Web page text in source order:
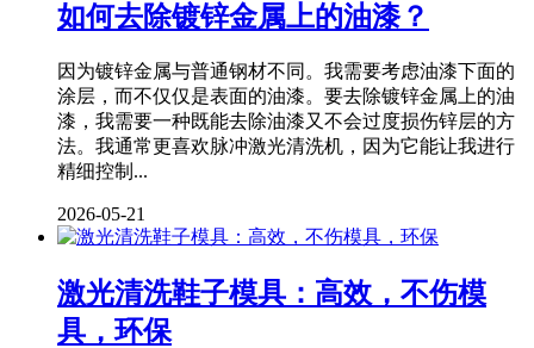
如何去除镀锌金属上的油漆？
因为镀锌金属与普通钢材不同。我需要考虑油漆下面的
涂层，而不仅仅是表面的油漆。要去除镀锌金属上的油
漆，我需要一种既能去除油漆又不会过度损伤锌层的方
法。我通常更喜欢脉冲激光清洗机，因为它能让我进行
精细控制...
2026-05-21
激光清洗鞋子模具：高效，不伤模
具，环保